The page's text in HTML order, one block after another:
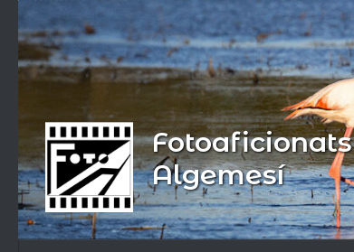
Fotoaficionats
Algemesí